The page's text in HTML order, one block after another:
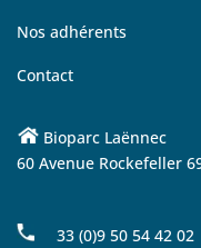
Nos adhérents
Contact
Bioparc Laënnec
60 Avenue Rockefeller
33 (0)9 50 54 42 02